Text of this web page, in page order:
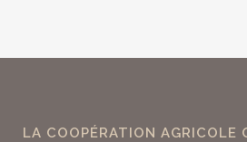
LA COOPÉRATION AGRICOLE